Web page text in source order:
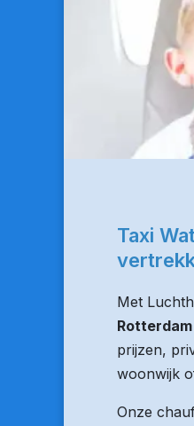
Taxi
Met
prijzen,
woonwijk
Onze